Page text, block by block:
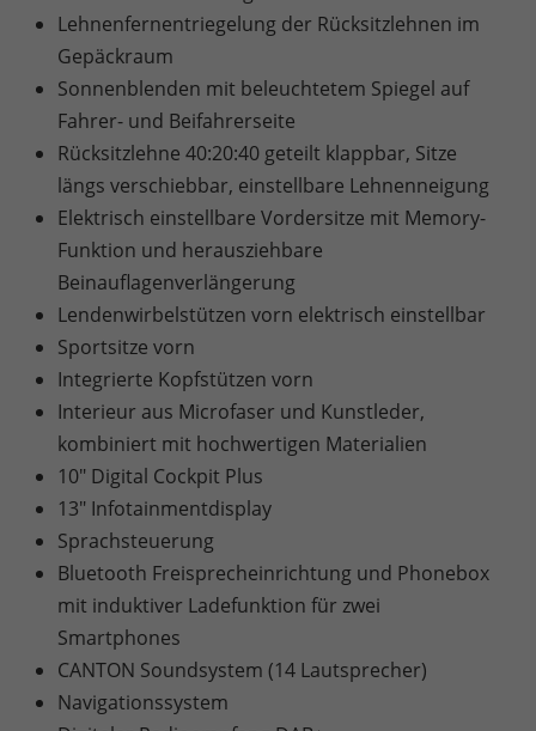
Lehnenfernentriegelung der Rücksitzlehnen im
Gepäckraum
Sonnenblenden mit beleuchtetem Spiegel auf
Fahrer- und Beifahrerseite
Rücksitzlehne 40:20:40 geteilt klappbar, Sitze
längs verschiebbar, einstellbare Lehnenneigung
Elektrisch einstellbare Vordersitze mit Memory-
Funktion und herausziehbare
Beinauflagenverlängerung
Lendenwirbelstützen vorn elektrisch einstellbar
Sportsitze vorn
Integrierte Kopfstützen vorn
Interieur aus Microfaser und Kunstleder,
kombiniert mit hochwertigen Materialien
10" Digital Cockpit Plus
13" Infotainmentdisplay
Sprachsteuerung
Bluetooth Freisprecheinrichtung und Phonebox
mit induktiver Ladefunktion für zwei
Smartphones
CANTON Soundsystem (14 Lautsprecher)
Navigationssystem